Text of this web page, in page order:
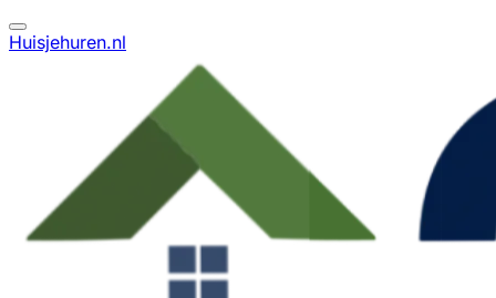
Huisjehuren.nl